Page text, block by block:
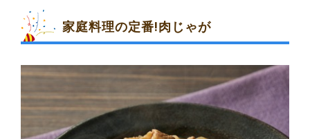
家庭料理の定番!肉じゃが